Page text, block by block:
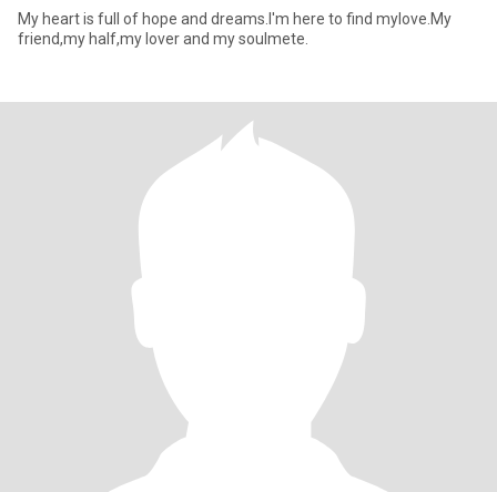
My heart is full of hope and dreams.I'm here to find mylove.My
friend,my half,my lover and my soulmete.